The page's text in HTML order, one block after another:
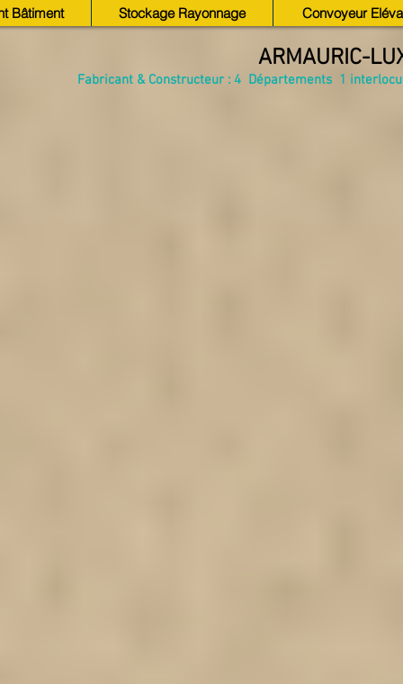
Bâtiment Stockage Rayonnage Convoyeur
ARMAURIC-
Fabricant & Constructeur : 4 Départements 1